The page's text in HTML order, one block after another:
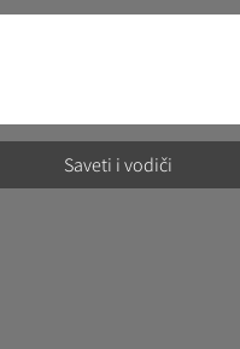
Saveti i vodiči